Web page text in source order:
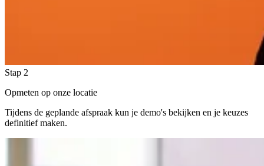
Stap 2
Opmeten op onze locatie
Tijdens de geplande afspraak kun je demo's bekijken en je keuzes
definitief maken.